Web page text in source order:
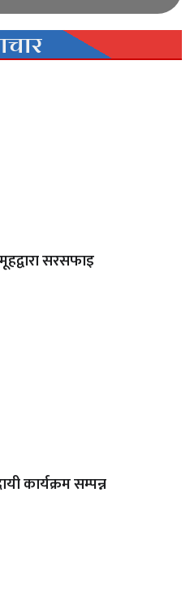
सरसफाइ
कार्यक्रम सम्पन्न